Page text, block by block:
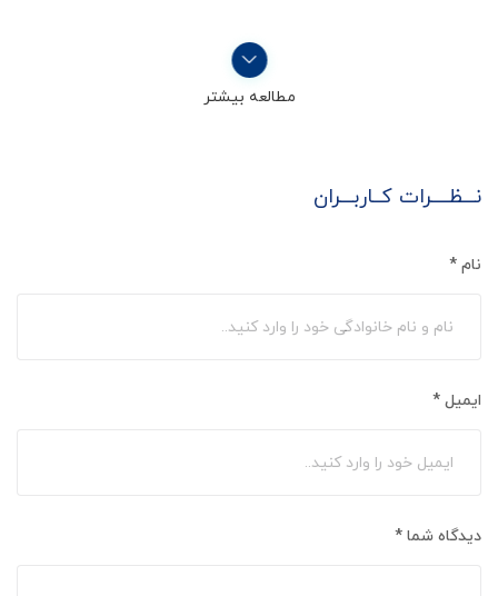
مطالعه بیشتر
نـــظــــرات کــاربـــران
نام *
ایمیل *
دیدگاه شما *